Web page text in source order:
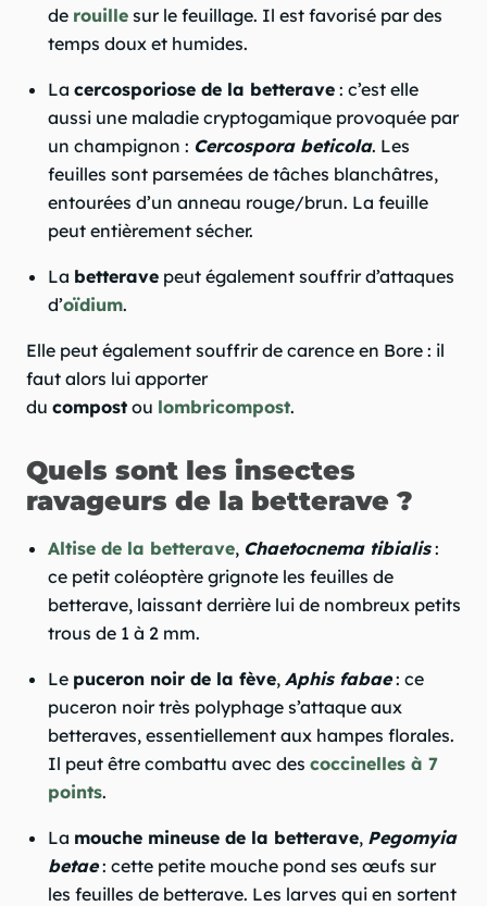
de rouille sur le feuillage. Il est favorisé par des
temps doux et humides.
La cercosporiose de la betterave : c’est elle
aussi une maladie cryptogamique provoquée par
un champignon : Cercospora beticola. Les
feuilles sont parsemées de tâches blanchâtres,
entourées d’un anneau rouge/brun. La feuille
peut entièrement sécher.
La betterave peut également souffrir d’attaques
d’oïdium.
Elle peut également souffrir de carence en Bore : il
faut alors lui apporter
du compost ou lombricompost.
Quels sont les insectes
ravageurs de la betterave ?
Altise de la betterave, Chaetocnema tibialis:
ce petit coléoptère grignote les feuilles de
betterave, laissant derrière lui de nombreux petits
trous de 1 à 2 mm.
Le puceron noir de la fève, Aphis fabae: ce
puceron noir très polyphage s’attaque aux
betteraves, essentiellement aux hampes florales.
Il peut être combattu avec des coccinelles à 7
points.
La mouche mineuse de la betterave, Pegomyia
betae: cette petite mouche pond ses œufs sur
les feuilles de betterave. Les larves qui en sortent